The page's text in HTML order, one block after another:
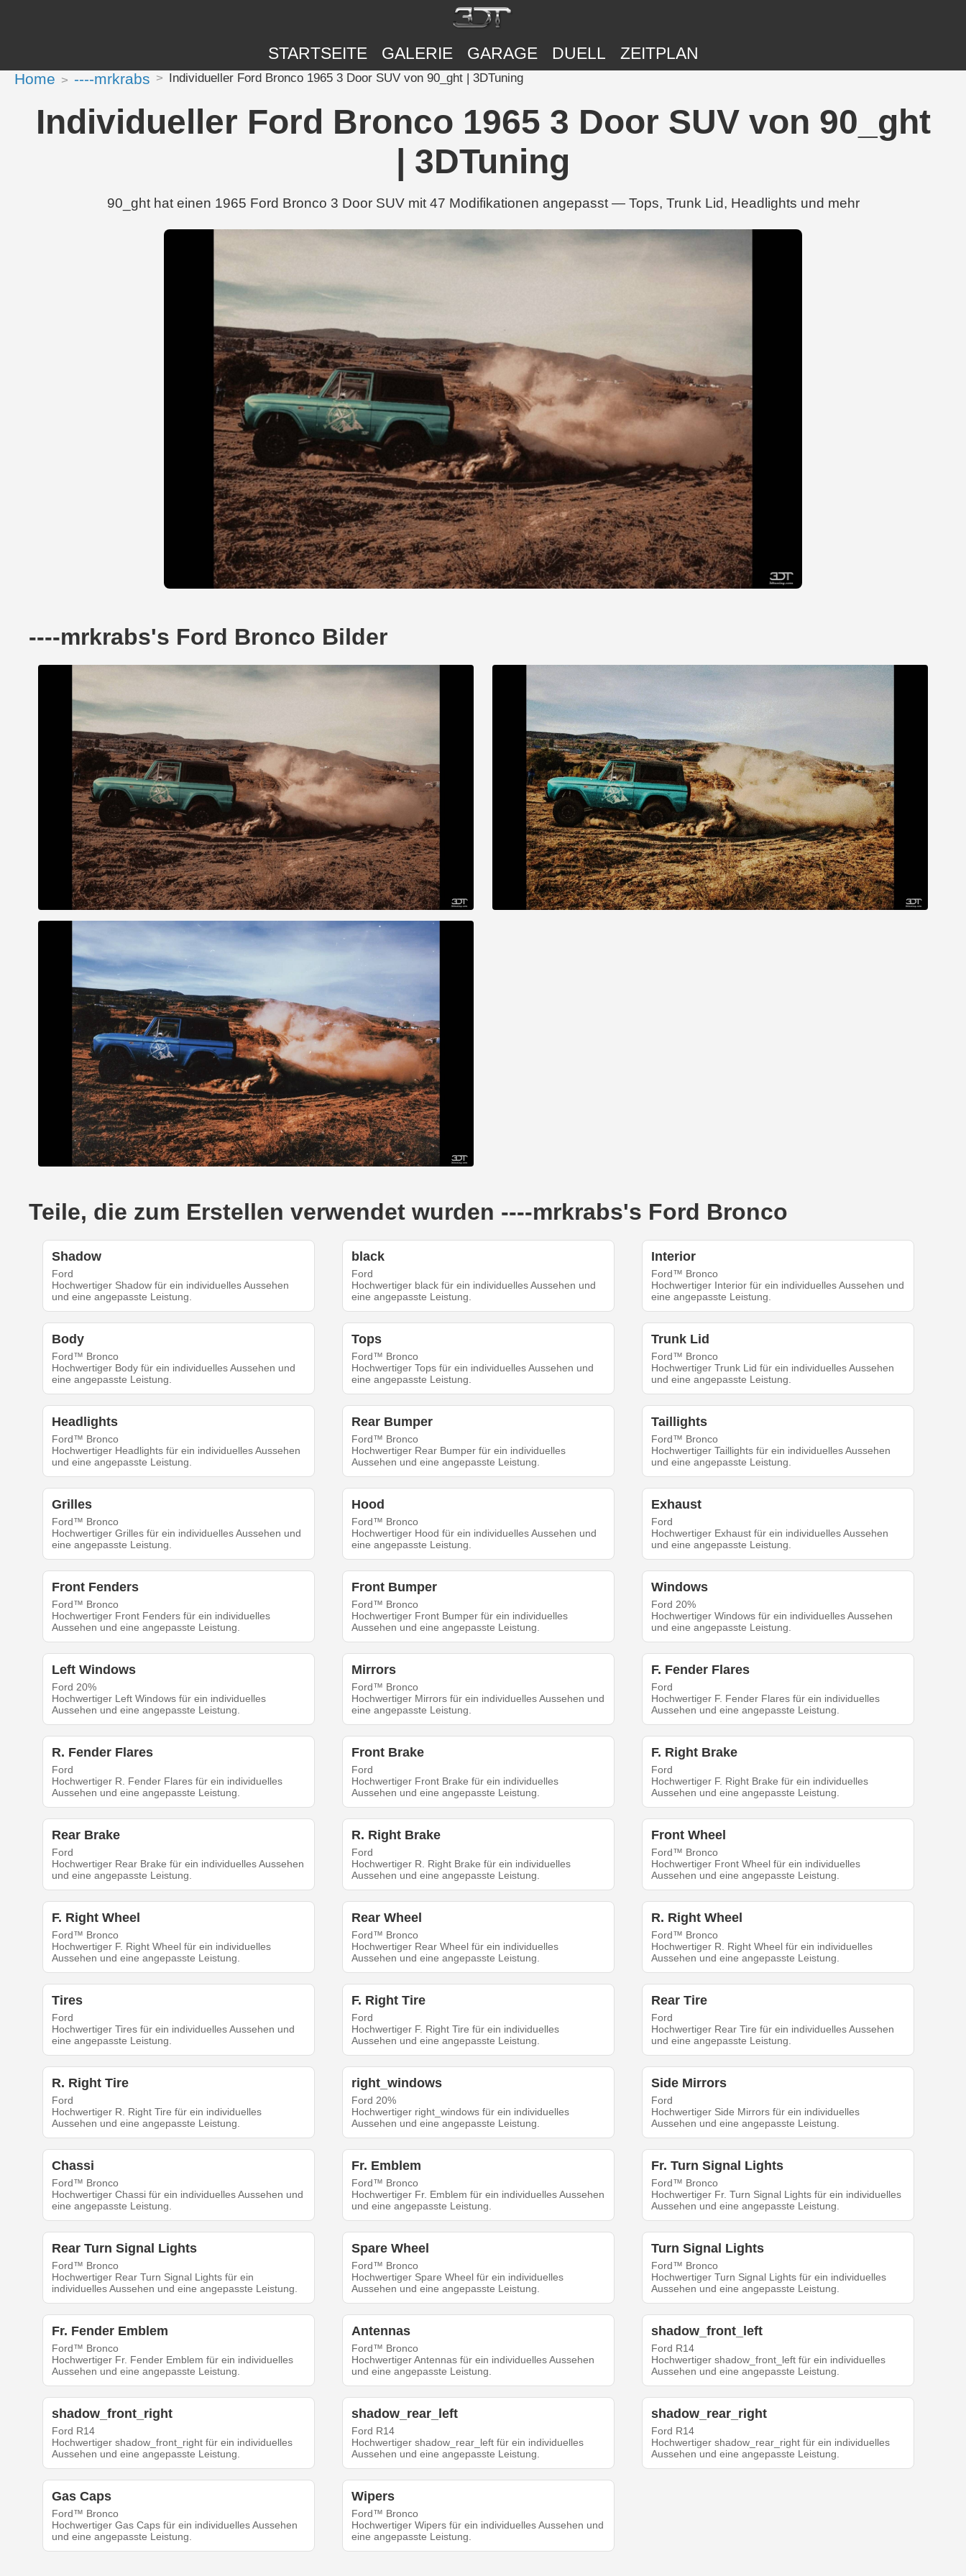
STARTSEITE GALERIE GARAGE DUELL ZEITPLAN
Home ----mrkrabs Individueller Ford Bronco 1965 3 Door SUV von 90_ght | 3DTuning
Individueller Ford Bronco 1965 3 Door SUV von 90_ght
| 3DTuning
90_ght hat einen 1965 Ford Bronco 3 Door SUV mit 47 Modifikationen angepasst — Tops, Trunk Lid, Headlights und mehr
----mrkrabs's Ford Bronco Bilder
Teile, die zum Erstellen verwendet wurden ----mrkrabs's Ford Bronco
Shadow
Ford
Hochwertiger Shadow für ein individuelles Aussehen
und eine angepasste Leistung.
black
Ford
Hochwertiger black für ein individuelles Aussehen und
eine angepasste Leistung.
Interior
Ford™ Bronco
Hochwertiger Interior für ein individuelles Aussehen und
eine angepasste Leistung.
Body
Ford™ Bronco
Hochwertiger Body für ein individuelles Aussehen und
eine angepasste Leistung.
Tops
Ford™ Bronco
Hochwertiger Tops für ein individuelles Aussehen und
eine angepasste Leistung.
Trunk Lid
Ford™ Bronco
Hochwertiger Trunk Lid für ein individuelles Aussehen
und eine angepasste Leistung.
Headlights
Ford™ Bronco
Hochwertiger Headlights für ein individuelles Aussehen
und eine angepasste Leistung.
Rear Bumper
Ford™ Bronco
Hochwertiger Rear Bumper für ein individuelles
Aussehen und eine angepasste Leistung.
Taillights
Ford™ Bronco
Hochwertiger Taillights für ein individuelles Aussehen
und eine angepasste Leistung.
Grilles
Ford™ Bronco
Hochwertiger Grilles für ein individuelles Aussehen und
eine angepasste Leistung.
Hood
Ford™ Bronco
Hochwertiger Hood für ein individuelles Aussehen und
eine angepasste Leistung.
Exhaust
Ford
Hochwertiger Exhaust für ein individuelles Aussehen
und eine angepasste Leistung.
Front Fenders
Ford™ Bronco
Hochwertiger Front Fenders für ein individuelles
Aussehen und eine angepasste Leistung.
Front Bumper
Ford™ Bronco
Hochwertiger Front Bumper für ein individuelles
Aussehen und eine angepasste Leistung.
Windows
Ford 20%
Hochwertiger Windows für ein individuelles Aussehen
und eine angepasste Leistung.
Left Windows
Ford 20%
Hochwertiger Left Windows für ein individuelles
Aussehen und eine angepasste Leistung.
Mirrors
Ford™ Bronco
Hochwertiger Mirrors für ein individuelles Aussehen und
eine angepasste Leistung.
F. Fender Flares
Ford
Hochwertiger F. Fender Flares für ein individuelles
Aussehen und eine angepasste Leistung.
R. Fender Flares
Ford
Hochwertiger R. Fender Flares für ein individuelles
Aussehen und eine angepasste Leistung.
Front Brake
Ford
Hochwertiger Front Brake für ein individuelles
Aussehen und eine angepasste Leistung.
F. Right Brake
Ford
Hochwertiger F. Right Brake für ein individuelles
Aussehen und eine angepasste Leistung.
Rear Brake
Ford
Hochwertiger Rear Brake für ein individuelles Aussehen
und eine angepasste Leistung.
R. Right Brake
Ford
Hochwertiger R. Right Brake für ein individuelles
Aussehen und eine angepasste Leistung.
Front Wheel
Ford™ Bronco
Hochwertiger Front Wheel für ein individuelles
Aussehen und eine angepasste Leistung.
F. Right Wheel
Ford™ Bronco
Hochwertiger F. Right Wheel für ein individuelles
Aussehen und eine angepasste Leistung.
Rear Wheel
Ford™ Bronco
Hochwertiger Rear Wheel für ein individuelles
Aussehen und eine angepasste Leistung.
R. Right Wheel
Ford™ Bronco
Hochwertiger R. Right Wheel für ein individuelles
Aussehen und eine angepasste Leistung.
Tires
Ford
Hochwertiger Tires für ein individuelles Aussehen und
eine angepasste Leistung.
F. Right Tire
Ford
Hochwertiger F. Right Tire für ein individuelles
Aussehen und eine angepasste Leistung.
Rear Tire
Ford
Hochwertiger Rear Tire für ein individuelles Aussehen
und eine angepasste Leistung.
R. Right Tire
Ford
Hochwertiger R. Right Tire für ein individuelles
Aussehen und eine angepasste Leistung.
right_windows
Ford 20%
Hochwertiger right_windows für ein individuelles
Aussehen und eine angepasste Leistung.
Side Mirrors
Ford
Hochwertiger Side Mirrors für ein individuelles
Aussehen und eine angepasste Leistung.
Chassi
Ford™ Bronco
Hochwertiger Chassi für ein individuelles Aussehen und
eine angepasste Leistung.
Fr. Emblem
Ford™ Bronco
Hochwertiger Fr. Emblem für ein individuelles Aussehen
und eine angepasste Leistung.
Fr. Turn Signal Lights
Ford™ Bronco
Hochwertiger Fr. Turn Signal Lights für ein individuelles
Aussehen und eine angepasste Leistung.
Rear Turn Signal Lights
Ford™ Bronco
Hochwertiger Rear Turn Signal Lights für ein
individuelles Aussehen und eine angepasste Leistung.
Spare Wheel
Ford™ Bronco
Hochwertiger Spare Wheel für ein individuelles
Aussehen und eine angepasste Leistung.
Turn Signal Lights
Ford™ Bronco
Hochwertiger Turn Signal Lights für ein individuelles
Aussehen und eine angepasste Leistung.
Fr. Fender Emblem
Ford™ Bronco
Hochwertiger Fr. Fender Emblem für ein individuelles
Aussehen und eine angepasste Leistung.
Antennas
Ford™ Bronco
Hochwertiger Antennas für ein individuelles Aussehen
und eine angepasste Leistung.
shadow_front_left
Ford R14
Hochwertiger shadow_front_left für ein individuelles
Aussehen und eine angepasste Leistung.
shadow_front_right
Ford R14
Hochwertiger shadow_front_right für ein individuelles
Aussehen und eine angepasste Leistung.
shadow_rear_left
Ford R14
Hochwertiger shadow_rear_left für ein individuelles
Aussehen und eine angepasste Leistung.
shadow_rear_right
Ford R14
Hochwertiger shadow_rear_right für ein individuelles
Aussehen und eine angepasste Leistung.
Gas Caps
Ford™ Bronco
Hochwertiger Gas Caps für ein individuelles Aussehen
und eine angepasste Leistung.
Wipers
Ford™ Bronco
Hochwertiger Wipers für ein individuelles Aussehen und
eine angepasste Leistung.